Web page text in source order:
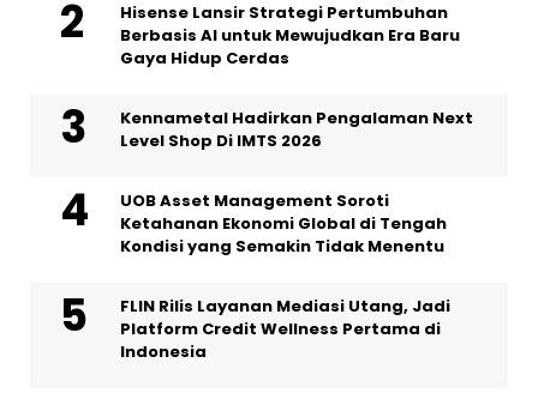
Hisense Lansir Strategi Pertumbuhan
Berbasis AI untuk Mewujudkan Era Baru
Gaya Hidup Cerdas
Kennametal Hadirkan Pengalaman Next
Level Shop Di IMTS 2026
UOB Asset Management Soroti
Ketahanan Ekonomi Global di Tengah
Kondisi yang Semakin Tidak Menentu
FLIN Rilis Layanan Mediasi Utang, Jadi
Platform Credit Wellness Pertama di
Indonesia